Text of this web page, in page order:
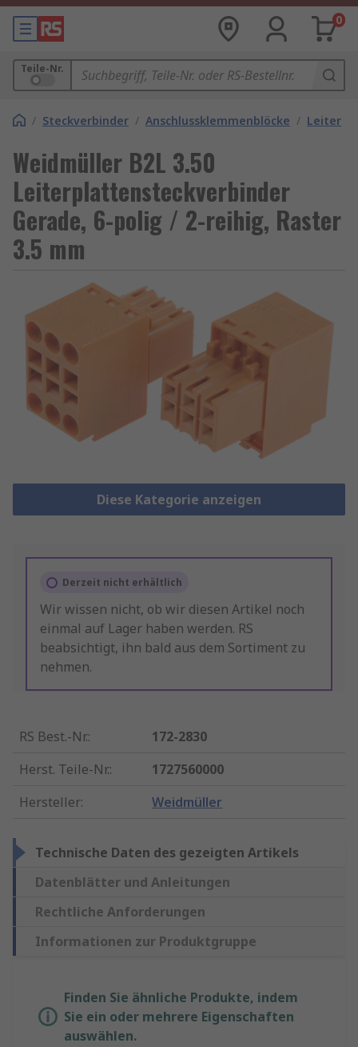
0
Teile-Nr.
/ Steckverbinder / Anschlussklemmenblöcke /
Weidmüller B2L 3.50
Leiterplattensteckverbinder
Gerade, 6-polig / 2-reihig, Raster
3.5 mm
Diese Kategorie anzeigen
Derzeit nicht erhältlich
Wir wissen nicht, ob wir diesen Artikel noch
einmal auf Lager haben werden. RS
beabsichtigt, ihn bald aus dem Sortiment zu
nehmen.
RS Best.-Nr.:
172-2830
Herst. Teile-Nr.:
1727560000
Hersteller: Weidmüller
Technische Daten des gezeigten Artikels
Datenblätter und Anleitungen
Rechtliche Anforderungen
Informationen zur Produktgruppe
Finden Sie ähnliche Produkte, indem
Sie ein oder mehrere Eigenschaften
auswählen.